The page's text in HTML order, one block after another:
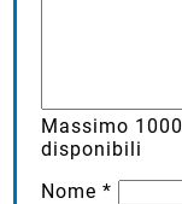
Massimo 1000
disponibili
Nome*